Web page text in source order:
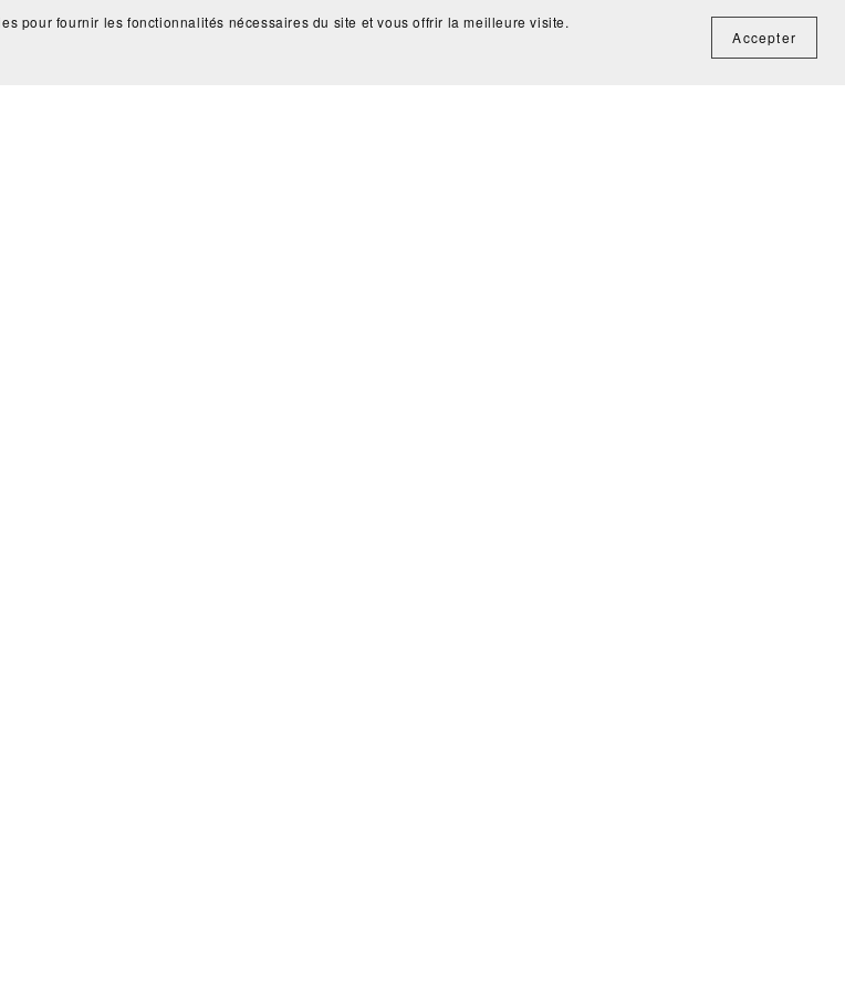
pour fournir les fonctionnalités nécessaires du site et vous offrir la meilleure visite.
Accepter